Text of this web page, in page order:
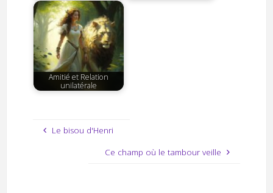
Amitié et Relation
unilatérale
Le bisou d'Henri
Ce champ où le tambour veille